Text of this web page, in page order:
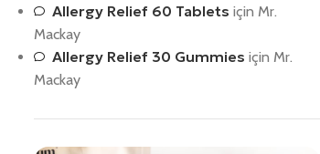
Allergy Relief 60 Tablets için Mr.
Mackay
Allergy Relief 30 Gummies için Mr.
Mackay